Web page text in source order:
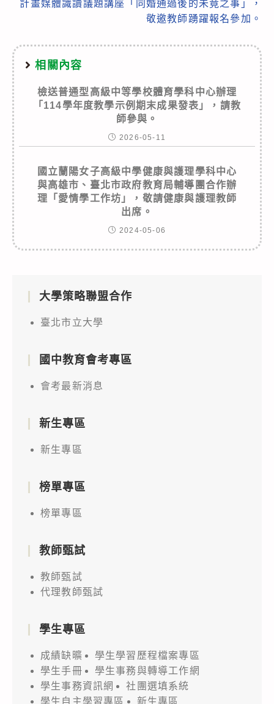
計畫媒體識讀議題講座「同婚通過後的未竟之事」，
敬邀教師踴躍報名參加。
相關內容
檢送普通型高級中等學校體育學科中心辦理
「114學年度教學示例期末成果發表」，請教
師參與。
2026-05-11
國立蘭陽女子高級中學健康與護理學科中心
與高雄市、臺北市政府教育局輔導團合作辦
理「愛情學工作坊」，敬請健康與護理教師
出席。
2024-05-06
大學策略聯盟合作
臺北市立大學
國中教育會考專區
會考最新消息
新生專區
新生專區
榜單專區
榜單專區
教師甄試
教師甄試
代理教師甄試
學生專區
成績缺曠
學生學習歷程檔案專區
學生手冊
學生事務與轉導工作網
學生事務資訊網
社團選填系統
學生自主學習專區
新生專區